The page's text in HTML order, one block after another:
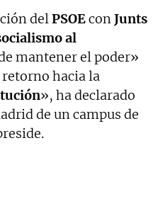
delPSOEconJunts
al
mantener el poder»
hacia la
», ha declarado
de un campus de